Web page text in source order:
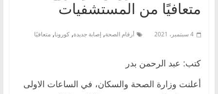
متعافيًا من المستشفيات
4 سبتمبر، 2021 أرقام الصحة, إصابة جديدة, كورونا, متعافيًا
كتب: عبد الرحمن بدر
أعلنت وزارة الصحة والسكان، في الساعات الاولى